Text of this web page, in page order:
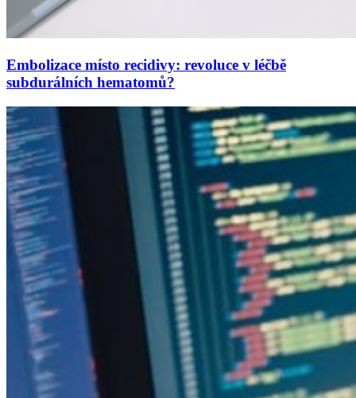
Embolizace místo recidivy: revoluce v léčbě
subdurálních hematomů?